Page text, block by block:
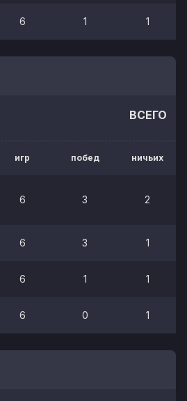
6 1 1
ВСЕГО
игр побед ничьих
6 3 2
6 3 1
6 1 1
6 0 1